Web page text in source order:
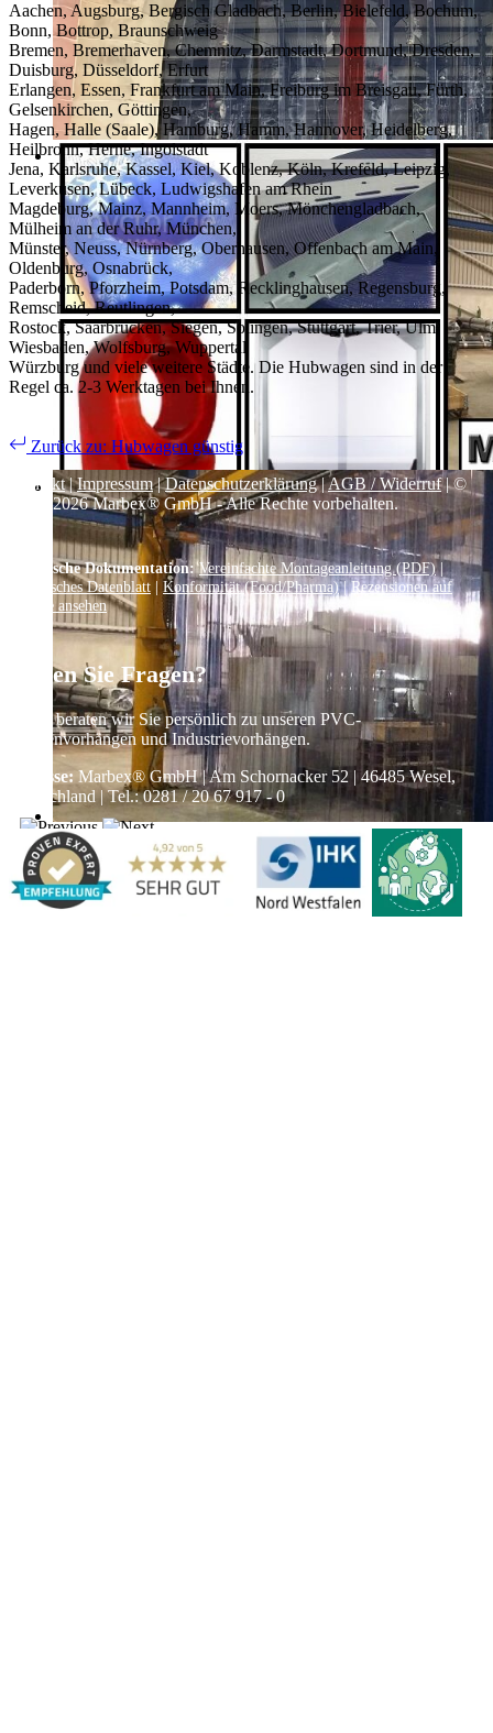
Aachen, Augsburg, Bergisch Gladbach, Berlin, Bielefeld, Bochum,
Bonn, Bottrop, Braunschweig
Bremen, Bremerhaven, Chemnitz, Darmstadt, Dortmund, Dresden,
Duisburg, Düsseldorf, Erfurt
Erlangen, Essen, Frankfurt am Main, Freiburg im Breisgau, Fürth,
Gelsenkirchen, Göttingen,
Hagen, Halle (Saale), Hamburg, Hamm, Hannover, Heidelberg,
Heilbronn, Herne, Ingolstadt
Jena, Karlsruhe, Kassel, Kiel, Koblenz, Köln, Krefeld, Leipzig,
Leverkusen, Lübeck, Ludwigshafen am Rhein
Magdeburg, Mainz, Mannheim, Moers, Mönchengladbach,
Mülheim an der Ruhr, München,
Münster, Neuss, Nürnberg, Oberhausen, Offenbach am Main,
Oldenburg, Osnabrück,
Paderborn, Pforzheim, Potsdam, Recklinghausen, Regensburg,
Remscheid, Reutlingen,
Rostock, Saarbrücken, Siegen, Solingen, Stuttgart, Trier, Ulm,
Wiesbaden, Wolfsburg, Wuppertal
Würzburg und viele weitere Städte. Die Hubwagen sind in der
Regel ca. 2-3 Werktagen bei Ihnen.
Zurück zu: Hubwagen günstig
Kontakt|Impressum|Datenschutzerklärung|AGB / Widerruf| ©
2026Marbex® GmbH - Alle Rechte vorbehalten.
Technische Dokumentation: Vereinfachte Montageanleitung (PDF)|
Technisches Datenblatt | Konformität (Food/Pharma)|Rezensionen auf
Google ansehen
Haben Sie Fragen?
Gerne beraten wir Sie persönlich zu unseren PVC-
Streifenvorhängen und Industrievorhängen.
Adresse: Marbex® GmbH | Am Schornacker 52 | 46485 Wesel,
Deutschland | Tel.: 0281 / 20 67 917 - 0